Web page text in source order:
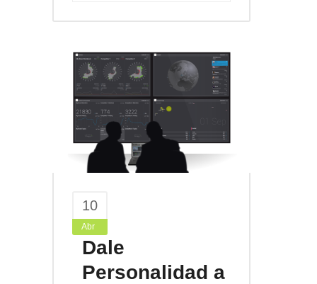
10
Abr
Dale
Personalidad a